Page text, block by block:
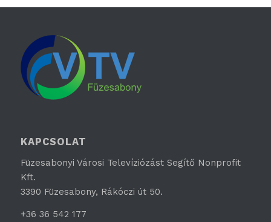
KAPCSOLAT
Füzesabonyi Városi Televíziózást Segítő Nonprofit
Kft.
3390 Füzesabony, Rákóczi út 50.
+36 36 542 177